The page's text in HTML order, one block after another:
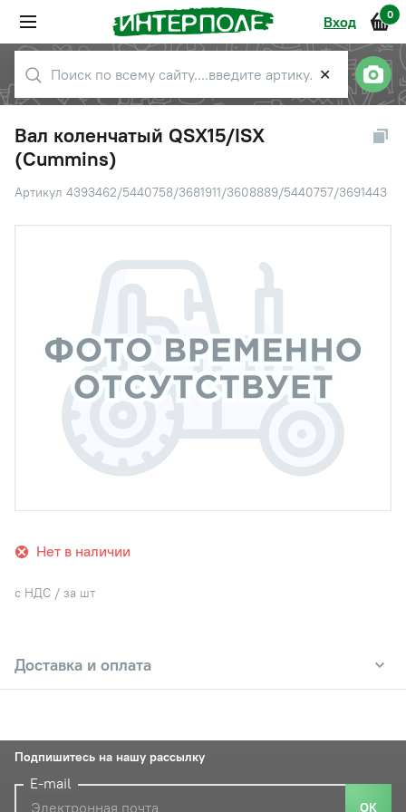
Вход 0
✕
Вал коленчатый QSX15/ISX
(Cummins)
Артикул 4393462/5440758/3681911/3608889/5440757/3691443
Нет в наличии
с НДС / за шт
Доставка и оплата
Подпишитесь на нашу рассылку
E-mail
ОК